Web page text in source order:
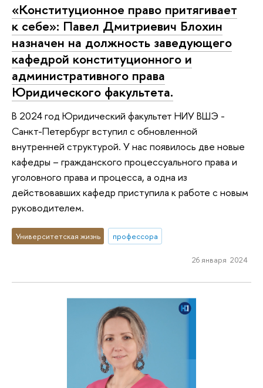
«Конституционное право притягивает
к себе»: Павел Дмитриевич Блохин
назначен на должность заведующего
кафедрой конституционного и
административного права
Юридического факультета.
В 2024 год Юридический факультет НИУ ВШЭ -
Санкт-Петербург вступил с обновленной
внутренней структурой. У нас появилось две новые
кафедры – гражданского процессуального права и
уголовного права и процесса, а одна из
действовавших кафедр приступила к работе с новым
руководителем.
Университетская жизнь профессора
26 января 2024